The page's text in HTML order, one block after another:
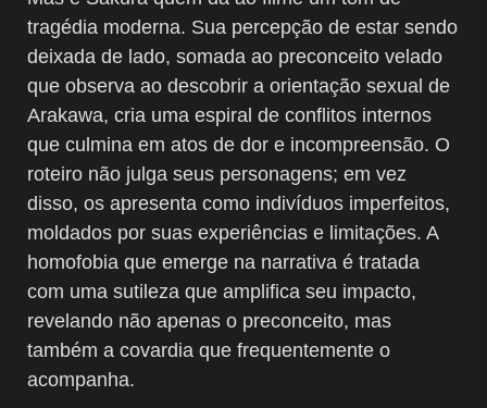
tragédia moderna. Sua percepção de estar sendo
deixada de lado, somada ao preconceito velado
que observa ao descobrir a orientação sexual de
Arakawa, cria uma espiral de conflitos internos
que culmina em atos de dor e incompreensão. O
roteiro não julga seus personagens; em vez
disso, os apresenta como indivíduos imperfeitos,
moldados por suas experiências e limitações. A
homofobia que emerge na narrativa é tratada
com uma sutileza que amplifica seu impacto,
revelando não apenas o preconceito, mas
também a covardia que frequentemente o
acompanha.